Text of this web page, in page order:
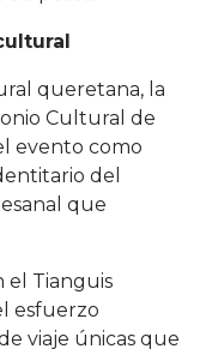
queretana, la
Cultural de
evento como
del
que
el Tianguis
esfuerzo
viaje únicas que